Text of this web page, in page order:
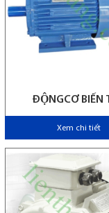
ĐỘNGCƠ BIẾN
Xem chi tiết